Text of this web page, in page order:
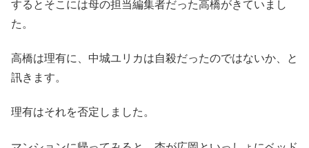
するとそこには母の担当編集者だった高橋がきていまし
た。
高橋は理有に、中城ユリカは自殺だったのではないか、と
訊きます。
理有はそれを否定しました。